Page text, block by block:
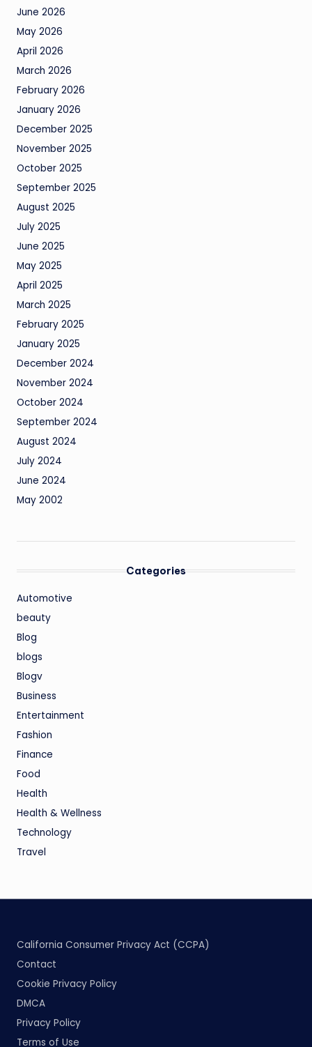
June 2026
May 2026
April 2026
March 2026
February 2026
January 2026
December 2025
November 2025
October 2025
September 2025
August 2025
July 2025
June 2025
May 2025
April 2025
March 2025
February 2025
January 2025
December 2024
November 2024
October 2024
September 2024
August 2024
July 2024
June 2024
May 2002
Categories
Automotive
beauty
Blog
blogs
Blogv
Business
Entertainment
Fashion
Finance
Food
Health
Health & Wellness
Technology
Travel
California Consumer Privacy Act (CCPA)
Contact
Cookie Privacy Policy
DMCA
Privacy Policy
Terms of Use